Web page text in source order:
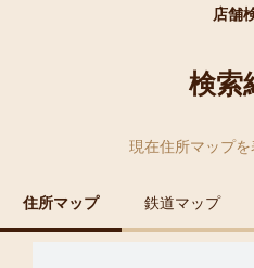
店舗
検索
現在住所マップを
住所マップ 鉄道マップ